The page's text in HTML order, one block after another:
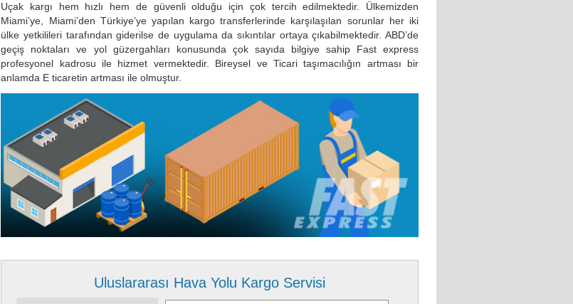
Uluslararası Hava Yolu Kargo Servisi
Uçak kargı hem hızlı hem de güvenli olduğu için çok tercih edilmektedir. Ülkemizden
Miami’ye, Miami’den Türkiye’ye yapılan kargo transferlerinde karşılaşılan sorunlar her iki
ülke yetkilileri tarafından giderilse de uygulama da sıkıntılar ortaya çıkabilmektedir. ABD’de
geçiş noktaları ve yol güzergahları konusunda çok sayıda bilgiye sahip Fast express
profesyonel kadrosu ile hizmet vermektedir. Bireysel ve Ticari taşımacılığın artması bir
anlamda E ticaretin artması ile olmuştur.